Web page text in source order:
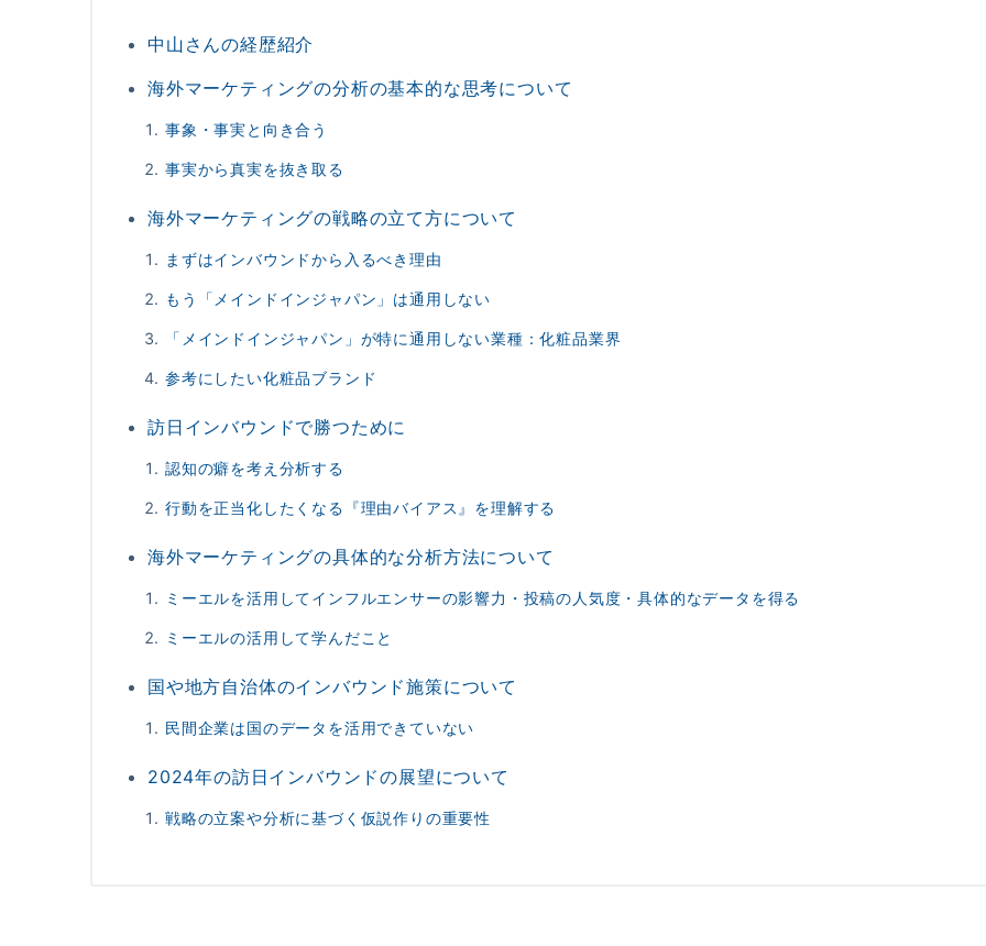
中山さんの経歴紹介
海外マーケティングの分析の基本的な思考について
事象・事実と向き合う
事実から真実を抜き取る
海外マーケティングの戦略の立て方について
まずはインバウンドから入るべき理由
もう「メインドインジャパン」は通用しない
「メインドインジャパン」が特に通用しない業種：化粧品業界
参考にしたい化粧品ブランド
訪日インバウンドで勝つために
認知の癖を考え分析する
行動を正当化したくなる『理由バイアス』を理解する
海外マーケティングの具体的な分析方法について
ミーエルを活用してインフルエンサーの影響力・投稿の人気度・具体的なデータを得る
ミーエルの活用して学んだこと
国や地方自治体のインバウンド施策について
民間企業は国のデータを活用できていない
2024年の訪日インバウンドの展望について
戦略の立案や分析に基づく仮説作りの重要性